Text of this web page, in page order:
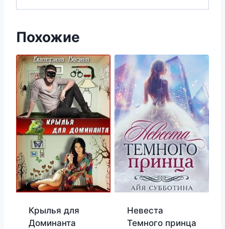
Похожие
Крылья для
Доминанта
Невеста
Темного принца